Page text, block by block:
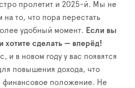
пролетит и 2025-й. Мы не
то, что пора перестать
удобный момент. Если вы
хотите сделать — вперёд!
и в новом году у вас появятся
повышения дохода, что
финансовое положение. Не